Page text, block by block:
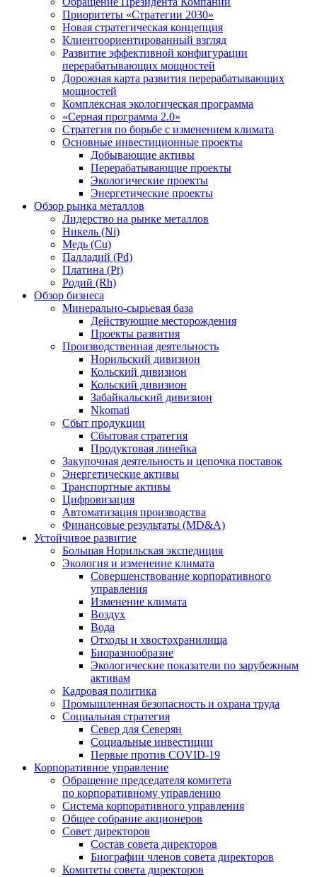
Приоритеты «Стратегии 2030»
Новая стратегическая концепция
Клиентоориентированный взгляд
Развитие эффективной конфигурации
перерабатывающих мощностей
Дорожная карта развития перерабатывающих
мощностей
Комплексная экологическая программа
«Серная программа 2.0»
Стратегия по борьбе с изменением климата
Основные инвестиционные проекты
Добывающие активы
Перерабатывающие проекты
Экологические проекты
Энергетические проекты
Обзор рынка металлов
Лидерство на рынке металлов
Никель (Ni)
Медь (Cu)
Палладий (Pd)
Платина (Pt)
Родий (Rh)
Обзор бизнеса
Минерально-сырьевая база
Действующие месторождения
Проекты развития
Производственная деятельность
Норильский дивизион
Кольский дивизион
Кольский дивизион
Забайкальский дивизион
Nkomati
Сбыт продукции
Сбытовая стратегия
Продуктовая линейка
Закупочная деятельность и цепочка поставок
Энергетические активы
Транспортные активы
Цифровизация
Автоматизация производства
Финансовые результаты (MD&A)
Устойчивое развитие
Большая Норильская экспедиция
Экология и изменение климата
Совершенствование корпоративного
управления
Изменение климата
Воздух
Вода
Отходы и хвостохранилища
Биоразнообразие
Экологические показатели по зарубежным
активам
Кадровая политика
Промышленная безопасность и охрана труда
Социальная стратегия
Север для Северян
Социальные инвестиции
Первые против COVID‑19
Корпоративное управление
Обращение председателя комитета
по корпоративному управлению
Система корпоративного управления
Общее собрание акционеров
Совет директоров
Состав совета директоров
Биографии членов совета директоров
Комитеты совета директоров